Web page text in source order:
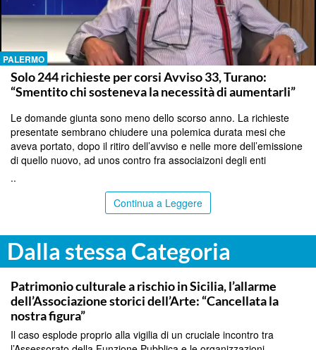
PALERMO
Solo 244 richieste per corsi Avviso 33, Turano:
“Smentito chi sosteneva la necessità di aumentarli”
Le domande giunta sono meno dello scorso anno. La richieste
presentate sembrano chiudere una polemica durata mesi che
aveva portato, dopo il ritiro dell’avviso e nelle more dell’emissione
di quello nuovo, ad unos contro fra associaizoni degli enti
..
Continua a Leggere
Dalla stessa Categoria
PALERMO
Patrimonio culturale a rischio in Sicilia, l’allarme
dell’Associazione storici dell’Arte: “Cancellata la
nostra figura”
Il caso esplode proprio alla vigilia di un cruciale incontro tra